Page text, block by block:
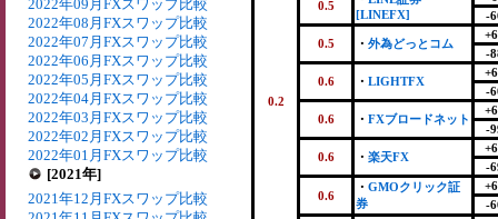
2022年09月FXスワップ比較
2022年08月FXスワップ比較
2022年07月FXスワップ比較
2022年06月FXスワップ比較
2022年05月FXスワップ比較
2022年04月FXスワップ比較
2022年03月FXスワップ比較
2022年02月FXスワップ比較
2022年01月FXスワップ比較
[2021年]
2021年12月FXスワップ比較
0.2
0.5
[LINEFX]
-
0.5 ・ 外為どっとコム
-
0.6 ・ LIGHTFX
-
0.6 ・ FXブロードネット
-
0.6 ・ 楽天FX
-
0.6
・ GMOクリック証
券
-